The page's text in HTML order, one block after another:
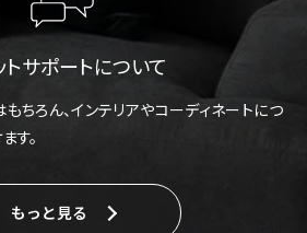
トサポートについて
ちろん、インテリアやコーディネートにつ
す。
もっと見る